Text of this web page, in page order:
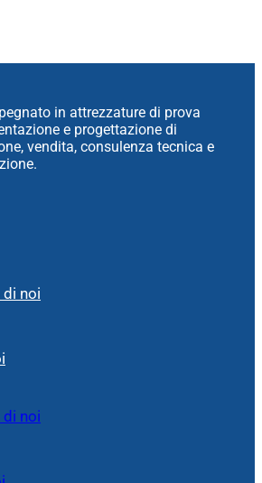
in attrezzature di prova
e progettazione di
vendita, consulenza tecnica e
noi
noi